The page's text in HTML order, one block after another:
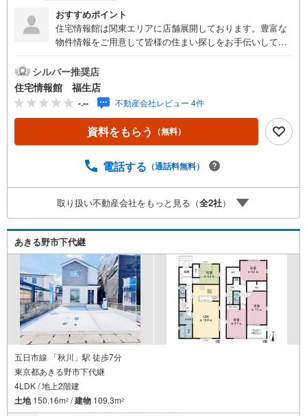
おすすめポイント
住宅情報館は関東エリアに店舗展開しております。豊富な
物件情報をご用意して皆様の住まい探しをお手伝いしてお
さい。【営業時間 10:00～19:00 火曜・水曜（祝日の場
合は営業いたします）】「資料請求」「内覧」のお問い合
わせは上記時間内ですとスムーズにご対応が可能です。ス
タッフ一同お客様のお問合せをお待ちしております。【住
宅ローン相談会】開催中無理のない住宅ローンの試算やご
購入の際にかかる諸費用の概算も行っております。しっか
気軽にご相談ください。お客様第一主義をモット-にお引越
実に努めさせて頂きます。住宅情報館にお越し頂けたら、
物件のご紹介だけではなく、お住まいの疑問、不安、お家
の事ならなんでもご相談いただけます。お客様の要望をお
伺いしながら誠心誠意、全力でサポートさせて頂きます。
お客様一人一人に合わせたライフプランのご提案をさせて
いただきます。お気軽にご相談ください。
シルバー推奨店
住宅情報館 福生店
-.-- 不動産会社レビュー 4件
資料をもらう （無料）
電話する （通話料無料）
取り扱い不動産会社をもっと見る（全2社）
あきる野市下代継
五日市線 「秋川」駅 徒歩7分
東京都あきる野市下代継
4LDK / 地上2階建
土地150.16m2 /建物 109.3m2